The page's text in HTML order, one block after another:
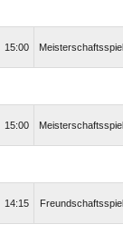
15:00 Meisterschaftsspiel
15:00 Meisterschaftsspiel
14:15 Freundschaftsspiel